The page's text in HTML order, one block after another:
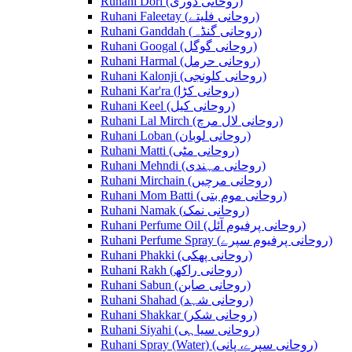
Ruhani Faleetay (روحانی فلیتے)
Ruhani Ganddah (روحانی گنڈہ)
Ruhani Googal (روحانی گوگل)
Ruhani Harmal (روحانی حرمل)
Ruhani Kalonji (روحانی کلونجی)
Ruhani Kar'ra (روحانی کڑا)
Ruhani Keel (روحانی کیل)
Ruhani Lal Mirch (روحانی لال مرچ)
Ruhani Loban (روحانی لوبان)
Ruhani Matti (روحانی مٹی)
Ruhani Mehndi (روحانی مہندی)
Ruhani Mirchain (روحانی مرچیں)
Ruhani Mom Batti (روحانی موم بتی)
Ruhani Namak (روحانی نمک)
Ruhani Perfume Oil (روحانی پرفیوم آئل)
Ruhani Perfume Spray (روحانی پرفیوم سپرے)
Ruhani Phakki (روحانی پھکی)
Ruhani Rakh (روحانی راکھ)
Ruhani Sabun (روحانی صابن)
Ruhani Shahad (روحانی شہد)
Ruhani Shakkar (روحانی شکر)
Ruhani Siyahi (روحانی سیاہی)
Ruhani Spray (Water) (روحانی سپرے، پانی)